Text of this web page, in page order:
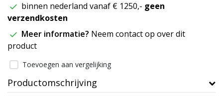
binnen nederland vanaf € 1250,- geen
verzendkosten
Meer informatie? Neem contact op over dit
product
Toevoegen aan vergelijking
Productomschrijving